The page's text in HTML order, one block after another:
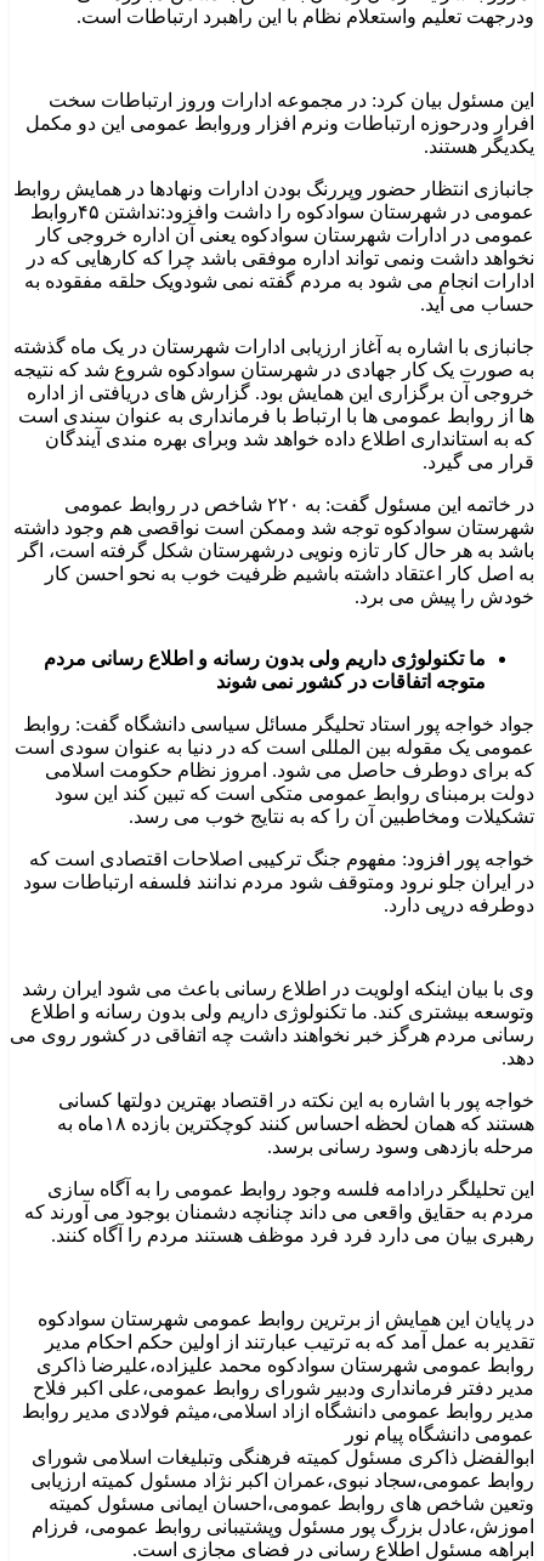
ودرجهت تعلیم واستعلام نظام با این راهبرد ارتباطات است.
این مسئول بیان کرد: در مجموعه ادارات وروز ارتباطات سخت
افرار ودرحوزه ارتباطات ونرم افزار وروابط عمومی این دو مکمل
یکدیگر هستند.
جانبازی انتظار حضور وپررنگ بودن ادارات ونهادها در همایش روابط
عمومی در شهرستان سوادکوه را داشت وافزود:نداشتن ۴۵روابط
عمومی در ادارات شهرستان سوادکوه یعنی آن اداره خروجی کار
نخواهد داشت ونمی تواند اداره موفقی باشد چرا که کارهایی که در
ادارات انجام می شود به مردم گفته نمی شودویک حلقه مفقوده به
حساب می آید.
جانبازی با اشاره به آغاز ارزیابی ادارات شهرستان در یک ماه گذشته
به صورت یک کار جهادی در شهرستان سوادکوه شروع شد که نتیجه
خروجی آن برگزاری این همایش بود. گزارش های دریافتی از اداره
ها از روابط عمومی ها با ارتباط با فرمانداری به عنوان سندی است
که به استانداری اطلاع داده خواهد شد وبرای بهره مندی آیندگان
قرار می گیرد.
در خاتمه این مسئول گفت: به ۲۲٠ شاخص در روابط عمومی
شهرستان سوادکوه توجه شد وممکن است نواقصی هم وجود داشته
باشد به هر حال کار تازه ونویی درشهرستان شکل گرفته است، اگر
به اصل کار اعتقاد داشته باشیم ظرفیت خوب به نحو احسن کار
خودش را پیش می برد.
ما تکنولوژی داریم ولی بدون رسانه و اطلاع رسانی مردم
متوجه اتفاقات در کشور نمی شوند
جواد خواجه پور استاد تحلیگر مسائل سیاسی دانشگاه گفت: روابط
عمومی یک مقوله بین المللی است که در دنیا به عنوان سودی است
که برای دوطرف حاصل می شود. امروز نظام حکومت اسلامی
دولت برمبنای روابط عمومی متکی است که تبین کند این سود
تشکیلات ومخاطبین آن را که به نتایج خوب می رسد.
خواجه پور افزود: مفهوم جنگ ترکیبی اصلاحات اقتصادی است که
در ایران جلو نرود ومتوقف شود مردم ندانند فلسفه ارتباطات سود
دوطرفه درپی دارد.
وی با بیان اینکه اولویت در اطلاع رسانی باعث می شود ایران رشد
وتوسعه بیشتری کند. ما تکنولوژی داریم ولی بدون رسانه و اطلاع
رسانی مردم هرگز خبر نخواهند داشت چه اتفاقی در کشور روی می
دهد.
خواجه پور با اشاره به این نکته در اقتصاد بهترین دولتها کسانی
هستند که همان لحظه احساس کنند کوچکترین بازده ۱۸ماه به
مرحله بازدهی وسود رسانی برسد.
این تحلیلگر درادامه فلسه وجود روابط عمومی را به آگاه سازی
مردم به حقایق واقعی می داند چنانچه دشمنان بوجود می آورند که
رهبری بیان می دارد فرد فرد موظف هستند مردم را آگاه کنند.
در پایان این همایش از برترین روابط عمومی شهرستان سوادکوه
تقدیر به عمل آمد که به ترتیب عبارتند از اولین حکم احکام مدیر
روابط عمومی شهرستان سوادکوه محمد علیزاده،علیرضا ذاکری
مدیر دفتر فرمانداری ودبیر شورای روابط عمومی،علی اکبر فلاح
مدیر روابط عمومی دانشگاه ازاد اسلامی،میثم فولادی مدیر روابط
عمومی دانشگاه پیام نور
ابوالفضل ذاکری مسئول کمیته فرهنگی وتبلیغات اسلامی شورای
روابط عمومی،سجاد نبوی،عمران اکبر نژاد مسئول کمیته ارزیابی
وتعین شاخص های روابط عمومی،احسان ایمانی مسئول کمیته
اموزش،عادل بزرگ پور مسئول وپشتیبانی روابط عمومی، فرزام
ابراهه مسئول اطلاع رسانی در فضای مجازی است.